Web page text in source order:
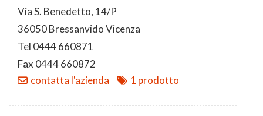
Via S. Benedetto, 14/P
36050 Bressanvido Vicenza
Tel 0444 660871
Fax 0444 660872
contatta l'azienda
1 prodotto